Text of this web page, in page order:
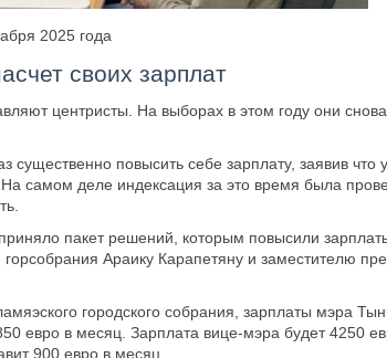
2025 года
своих зарплат
центристы. На выборах в этом году они
повысить себе зарплату, заявив что
самом деле индексация за это время была
пакет решений, которым повысили
Араику Карапетяну и заместителю
городского собрания, зарплаты мэра
евро в месяц. Зарплата вице-мэра будет 4250
900 евро в месяц.